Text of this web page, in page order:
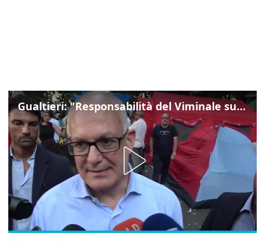
Gualtieri: "Responsabilità del Viminale su Spin Time? La posizione dei partiti è nota"